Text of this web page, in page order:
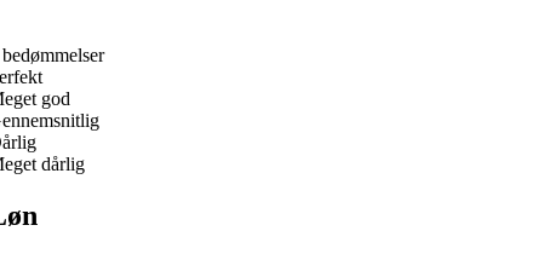
god
dårlig